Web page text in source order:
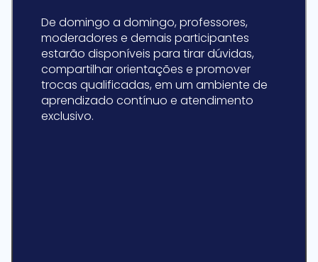
De domingo a domingo, professores,
moderadores e demais participantes
estarão disponíveis para tirar dúvidas,
compartilhar orientações e promover
trocas qualificadas, em um ambiente de
aprendizado contínuo e atendimento
exclusivo.